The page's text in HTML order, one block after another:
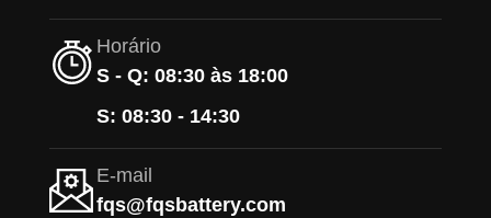
Horário
S - Q: 08:30 às 18:00
S: 08:30 - 14:30
E-mail
fqs@fqsbattery.com